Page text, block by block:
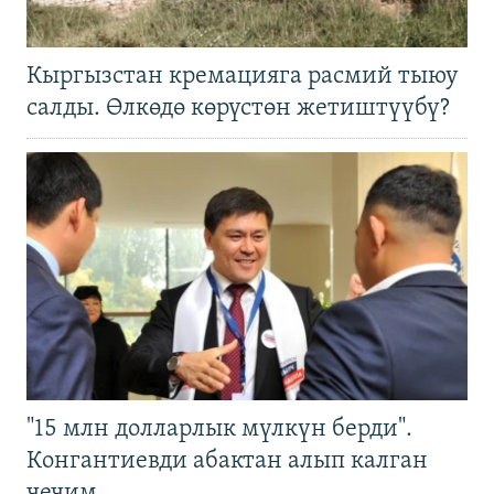
Кыргызстан кремацияга расмий тыюу
салды. Өлкөдө көрүстөн жетиштүүбү?
"15 млн долларлык мүлкүн берди".
Конгантиевди абактан алып калган